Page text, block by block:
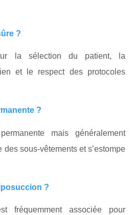
?
la sélection du patient, la
et le respect des protocoles
?
mais généralement
sous-vêtements et s’estompe
?
fréquemment associée pour